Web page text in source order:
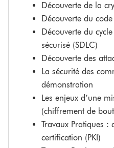
Découverte de la
Découverte du
Découverte du
sécurisé (SDLC)
Découverte des
La sécurité des
démonstration
Les enjeux d’une
(chiffrement de
Travaux Pratiques :
certification (PKI)